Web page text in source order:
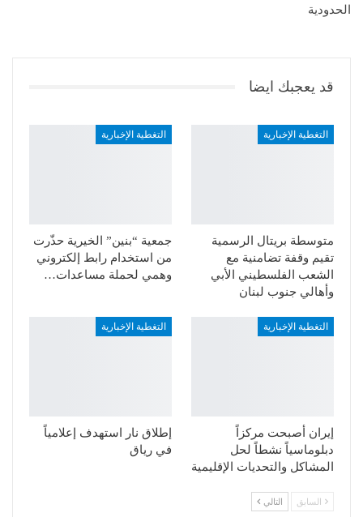
الحدودية
قد يعجبك ايضا
التغطية الإخبارية
متوسطة بريتال الرسمية
تقيم وقفة تضامنية مع
الشعب الفلسطيني الأبي
وأهالي جنوب لبنان
التغطية الإخبارية
جمعية “بنين” الخيرية حذّرت
من استخدام رابط إلكتروني
وهمي لحملة مساعدات…
التغطية الإخبارية
إيران أصبحت مركزاً
دبلوماسياً نشطاً لحل
المشاكل والتحديات الإقليمية
التغطية الإخبارية
إطلاق نار استهدف إعلامياً
في رياق
السابق التالي